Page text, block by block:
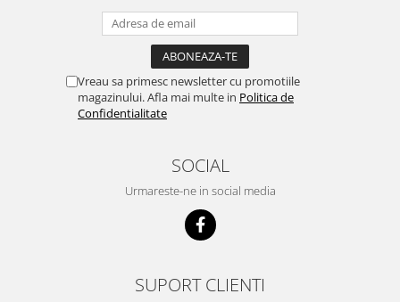
Vreau sa primesc newsletter cu promotiile
magazinului. Afla mai multe in Politica de
Confidentialitate
SOCIAL
Urmareste-ne in social media
SUPORT CLIENTI